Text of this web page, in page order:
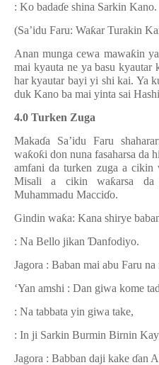
: Ko badaɗe shina Sarkin Kano.
(Sa’idu Faru: Waƙar Turakin
Anan munga cewa mawaƙin
mai kyauta ne ya basu kyautar
har kyautar bayi yi shi kai. Ya
duk Kano ba mai yinta sai
4.0 Turken Zuga
Makaɗa Sa’idu Faru
waƙoƙi don nuna fasaharsa da
amfani da turken zuga a cikin
Misali a cikin waƙarsa
Muhammadu Macciɗo.
Gindin waƙa: Kana shirye
: Na Bello jikan Ɗanfodiyo.
Jagora : Baban mai abu Faru
‘Yan amshi : Dan giwa kome
: Na tabbata yin giwa take,
: In ji Sarkin Burmin Birnin
Jagora : Babban daji kake ɗan